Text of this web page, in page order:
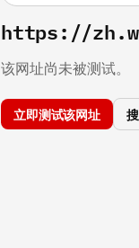
https://
该网址尚未被测试。
立即测试该网址